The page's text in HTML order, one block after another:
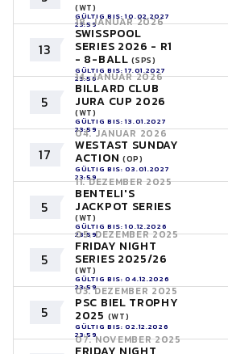
(WT)
GÜLTIG BIS: 10.02.2027
23:59
13
18. JANUAR 2026
SWISSPOOL
SERIES 2026 - R1
- 8-BALL(SPS)
GÜLTIG BIS: 17.01.2027
23:59
5
14. JANUAR 2026
BILLARD CLUB
JURA CUP 2026
(WT)
GÜLTIG BIS: 13.01.2027
23:59
17
04. JANUAR 2026
WESTAST SUNDAY
ACTION (OP)
GÜLTIG BIS: 03.01.2027
23:59
5
11. DEZEMBER 2025
BENTELI'S
JACKPOT SERIES
(WT)
GÜLTIG BIS: 10.12.2026
23:59
5
05. DEZEMBER 2025
FRIDAY NIGHT
SERIES 2025/26
(WT)
GÜLTIG BIS: 04.12.2026
23:59
5
03. DEZEMBER 2025
PSC BIEL TROPHY
2025 (WT)
GÜLTIG BIS: 02.12.2026
23:59
07. NOVEMBER 2025